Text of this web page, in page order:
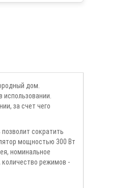
дом.
за счет чего
сократить
мощностью 300 Вт
номинальное
количество режимов -